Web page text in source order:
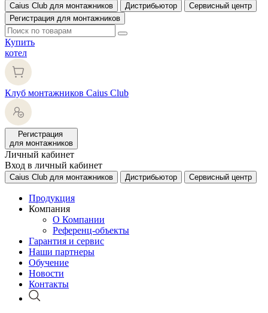
Caius Club для монтажников
Дистрибьютор
Сервисный центр
Регистрация для монтажников
Купить
котел
Клуб монтажников Caius Club
Регистрация
для монтажников
Личный кабинет
Вход в личный кабинет
Caius Club для монтажников Дистрибьютор Сервисный центр
Продукция
Компания
О Компании
Референц-объекты
Гарантия и сервис
Наши партнеры
Обучение
Новости
Контакты